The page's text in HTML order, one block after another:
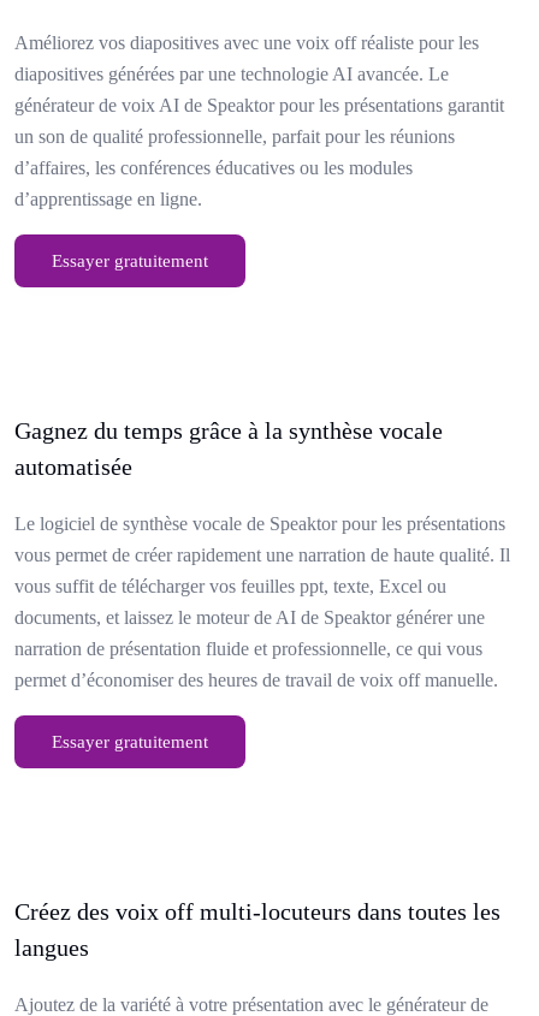
Améliorez vos diapositives avec une voix off réaliste pour les
diapositives générées par une technologie AI avancée. Le
générateur de voix AI de Speaktor pour les présentations garantit
un son de qualité professionnelle, parfait pour les réunions
d’affaires, les conférences éducatives ou les modules
d’apprentissage en ligne.
Essayer gratuitement
Gagnez du temps grâce à la synthèse vocale
automatisée
Le logiciel de synthèse vocale de Speaktor pour les présentations
vous permet de créer rapidement une narration de haute qualité. Il
vous suffit de télécharger vos feuilles ppt, texte, Excel ou
documents, et laissez le moteur de AI de Speaktor générer une
narration de présentation fluide et professionnelle, ce qui vous
permet d’économiser des heures de travail de voix off manuelle.
Essayer gratuitement
Créez des voix off multi-locuteurs dans toutes les
langues
Ajoutez de la variété à votre présentation avec le générateur de